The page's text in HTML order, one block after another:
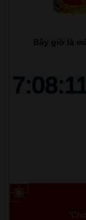
Bây giờ là